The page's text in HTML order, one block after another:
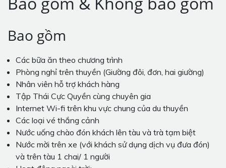
Bao gồm
Các bữa ăn theo chương trình
Phòng nghỉ trên thuyền (Giường đôi, đơn, hai giường)
Nhân viên hỗ trợ khách hàng
Tập Thái Cực Quyền cùng chuyên gia
Internet Wi-fi trên khu vực chung của du thuyền
Các loại vé thắng cảnh
Nước uống chào đón khách lên tàu và trà tạm biệt
Nước mời trên xe (với khách sử dụng dịch vụ đưa đón)
và trên tàu 1 chai/ 1 người